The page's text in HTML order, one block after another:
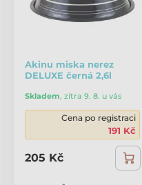
Akinu miska nerez
DELUXE černá 2,6l
Skladem, zítra 9. 8. u vás
Cena po registraci
191 Kč
205 Kč